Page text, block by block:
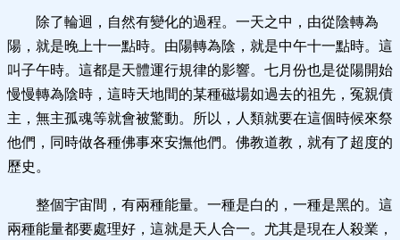
除了輪迴，自然有變化的過程。一天之中，由從陰轉為
陽，就是晚上十一點時。由陽轉為陰，就是中午十一點時。這
叫子午時。這都是天體運行規律的影響。七月份也是從陽開始
慢慢轉為陰時，這時天地間的某種磁場如過去的祖先，冤親債
主，無主孤魂等就會被驚動。所以，人類就要在這個時候來祭
他們，同時做各種佛事來安撫他們。佛教道教，就有了超度的
歷史。
整個宇宙間，有兩種能量。一種是白的，一種是黑的。這
兩種能量都要處理好，這就是天人合一。尤其是現在人殺業，